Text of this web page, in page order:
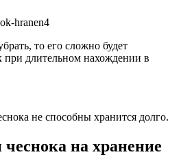
то его сложно будет
при длительном нахождении в
не способны хранится долго.
на хранение